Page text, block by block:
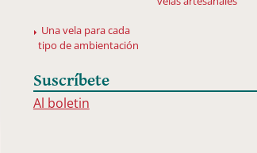
Una vela para cada
tipo de ambientación
Suscríbete
Al boletin